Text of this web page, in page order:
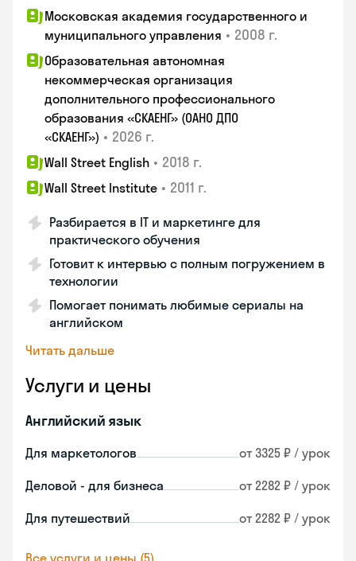
Московская академия государственного и
муниципального управления • 2008 г.
Образовательная автономная
некоммерческая организация
дополнительного профессионального
образования «СКАЕНГ» (ОАНО ДПО
«СКАЕНГ») • 2026 г.
Wall Street English • 2018 г.
Wall Street Institute • 2011 г.
Разбирается в IT и маркетинге для
практического обучения
Готовит к интервью с полным погружением в
технологии
Помогает понимать любимые сериалы на
английском
Читать дальше
Услуги и цены
Английский язык
Для маркетологов от 3325 ₽ / урок
Деловой - для бизнеса от 2282 ₽ / урок
Для путешествий от 2282 ₽ / урок
Все услуги и цены (5)